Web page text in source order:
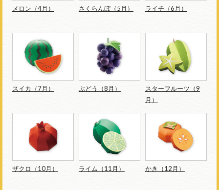
メロン（4月） さくらんぼ（5月） ライチ（6月）
スイカ（7月） ぶどう（8月）
スターフルーツ（9
月）
ザクロ（10月） ライム（11月） かき（12月）